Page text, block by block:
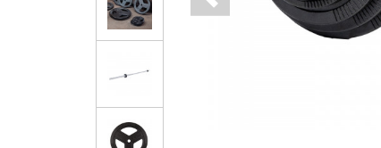
Previous